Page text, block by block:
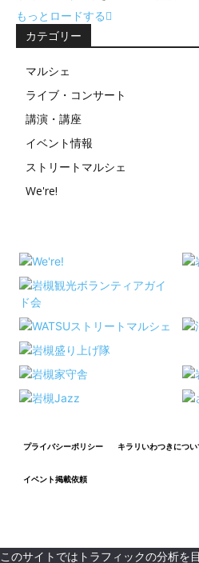
もっとロードする
カテゴリー
マルシェ
ライブ・コンサート
講演・講座
イベント情報
ストリートマルシェ
We're!
プライバシーポリシー キラリいわつきにつ
イベント掲載依頼
このサイトではトラフィックの分析を